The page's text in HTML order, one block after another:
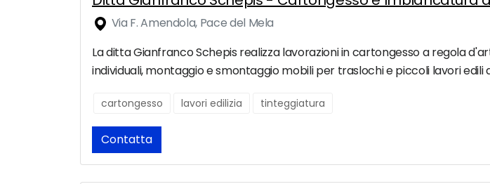
Via F. Amendola, Pace del Mela
La ditta Gianfranco Schepis realizza lavorazioni in cartongesso a regola
individuali, montaggio e smontaggio mobili per traslochi e piccoli lavori edili
cartongesso lavori edilizia tinteggiatura
Contatta